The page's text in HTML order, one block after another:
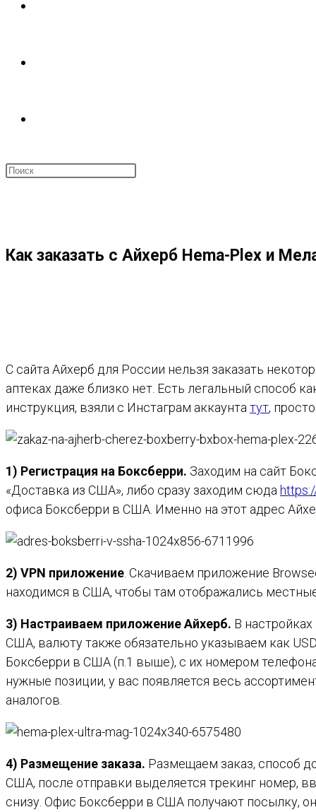
ПОИСК
Как заказать с Айхерб Hema-Plex и
С сайта Айхерб для России нельзя заказать
аптеках даже близко нет. Есть легальный способ
инструкция, взяли с Инстаграм аккаунта тут,
1) Регистрация на Боксберри. Заходим на сайт
«Доставка из США», либо сразу заходим сюда
офиса Боксберри в США. Именно на этот адрес
2) VPN приложение . Скачиваем приложение
находимся в США, чтобы там отображались
3) Настраиваем приложение Айхерб. В
США, валюту также обязательно указываем как
Боксберри в США (п.1 выше), с их номером
нужные позиции, у вас появляется весь
аналогов.
4) Размещение заказа. Размещаем заказ, способ
США, после отправки выделяется трекинг номер,
снизу. Офис Боксберри в США получают посылку,